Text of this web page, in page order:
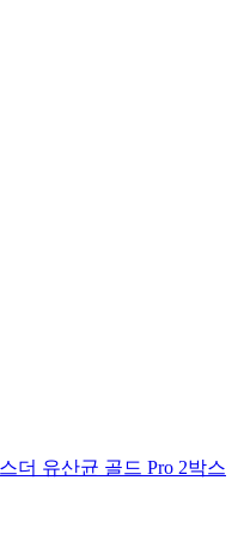
더 유산균 골드 Pro 2박스